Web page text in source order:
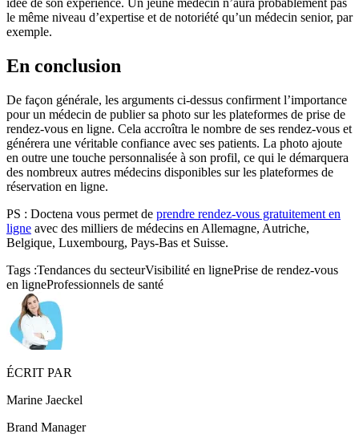
le même niveau d’expertise et de notoriété qu’un médecin senior, par
exemple.
En conclusion
De façon générale, les arguments ci-dessus confirment l’importance
pour un médecin de publier sa photo sur les plateformes de prise de
rendez-vous en ligne. Cela accroîtra le nombre de ses rendez-vous et
générera une véritable confiance avec ses patients. La photo ajoute
en outre une touche personnalisée à son profil, ce qui le démarquera
des nombreux autres médecins disponibles sur les plateformes de
réservation en ligne.
PS : Doctena vous permet de prendre rendez-vous gratuitement en
ligne avec des milliers de médecins en Allemagne, Autriche,
Belgique, Luxembourg, Pays-Bas et Suisse.
Tags :Tendances du secteurVisibilité en lignePrise de rendez-vous
en ligneProfessionnels de santé
ÉCRIT PAR
Marine Jaeckel
Brand Manager